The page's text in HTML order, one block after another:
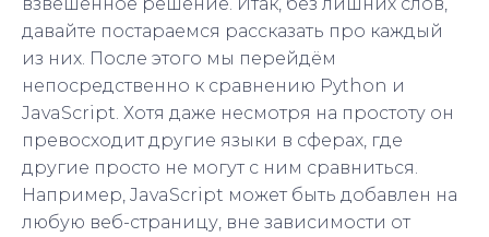
давайте постараемся рассказать про каждый
из них. После этого мы перейдём
непосредственно к сравнению Python и
JavaScript. Хотя даже несмотря на простоту он
превосходит другие языки в сферах, где
другие просто не могут с ним сравниться.
Например, JavaScript может быть добавлен на
любую веб-страницу, вне зависимости от